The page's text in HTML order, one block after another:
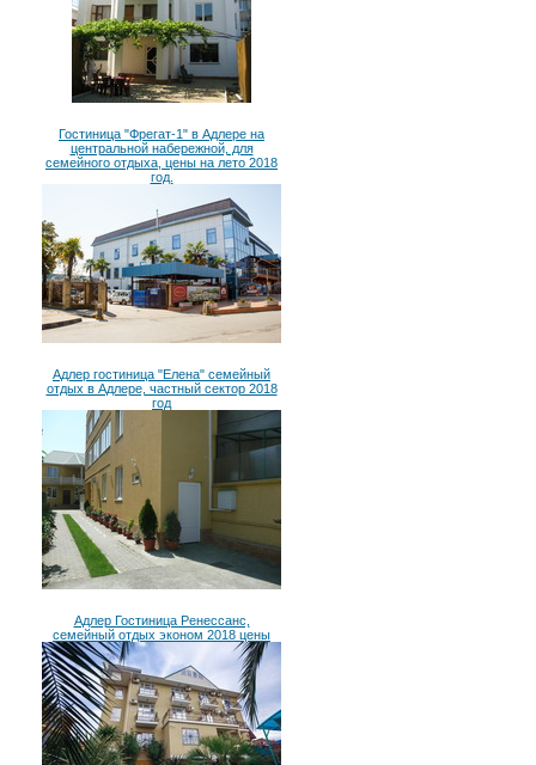
Гостиница "Фрегат-1" в Адлере на
центральной набережной, для
семейного отдыха, цены на лето 2018
год.
Адлер гостиница "Елена" семейный
отдых в Адлере, частный сектор 2018
год
Адлер Гостиница Ренессанс,
семейный отдых эконом 2018 цены